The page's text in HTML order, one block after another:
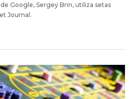
Google, Sergey Brin, utiliza setas
Journal.